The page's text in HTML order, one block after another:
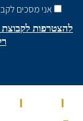
אני מסכים
להצטרפות